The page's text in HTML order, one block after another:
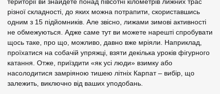
різної складності, до яких можна потрапити, скориставшись
одним з 15 підйомників. Але звісно, лижами зимові активності
не обмежуються. Адже саме тут ви можете нарешті спробувати
щось таке, про що, можливо, давно вже мріяли. Наприклад,
проїхатися на собачій упряжці, взяти декілька уроків фігурного
катання. Отже, приїздити «як усі люди» взимку або
насолодитися замріяною тишею літніх Карпат – вибір, що
залежить, виключно від ваших уподобань.